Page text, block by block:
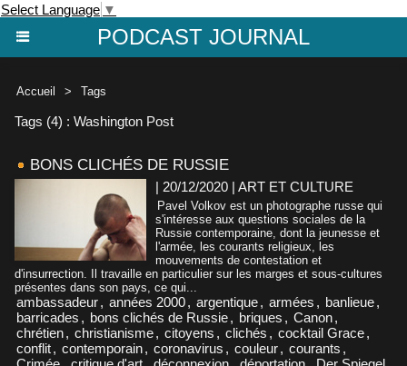
Select Language ▼
PODCAST JOURNAL
Accueil > Tags
Tags (4) : Washington Post
BONS CLICHÉS DE RUSSIE
| 20/12/2020 | ART ET CULTURE
Pavel Volkov est un photographe russe qui
s'intéresse aux questions sociales de la
Russie contemporaine, dont la jeunesse et
l'armée, les courants religieux, les
mouvements de contestation et
d'insurrection. Il travaille en particulier sur les marges et sous-cultures
présentes dans son pays, ce qui...
ambassadeur, années 2000, argentique, armées , banlieue,
barricades , bons clichés de Russie, briques , Canon,
chrétien, christianisme, citoyens , clichés , cocktail Grace,
conflit, contemporain, coronavirus , couleur, courants ,